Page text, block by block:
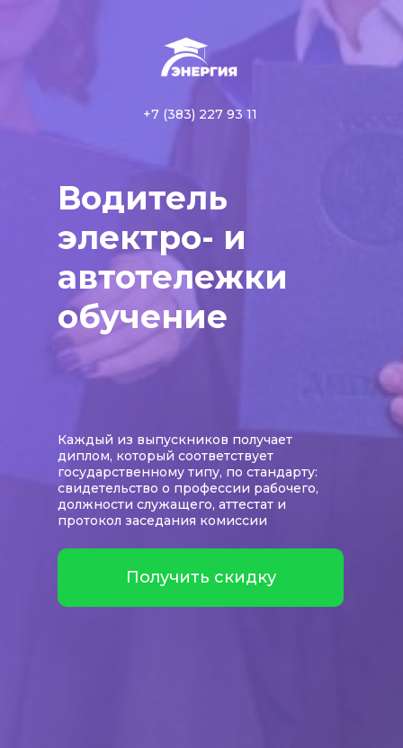
Водитель
электро- и
автотележки
обучение
Каждый из выпускников получает
диплом, который соответствует
государственному типу, по стандарту:
свидетельство о профессии рабочего,
должности служащего, аттестат и
протокол заседания комиссии
+7 (383) 227 93 11
Получить скидку